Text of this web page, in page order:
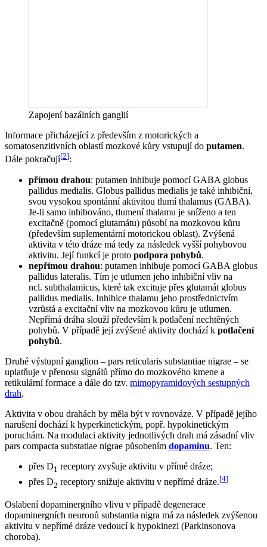
Zapojení bazálních ganglií
Informace přicházející z především z motorických a
somatosenzitivních oblastí mozkové kůry vstupují do putamen.
Dále pokračují[2]:
přímou drahou: putamen inhibuje pomocí GABA globus
pallidus medialis. Globus pallidus medialis je také inhibiční,
svou vysokou spontánní aktivitou tlumí thalamus (GABA).
Je-li samo inhibováno, tlumení thalamu je sníženo a ten
excitačně (pomocí glutamátu) působí na mozkovou kůru
(především suplementární motorickou oblast). Zvýšená
aktivita v této dráze má tedy za následek vyšší pohybovou
aktivitu. Její funkcí je proto podpora pohybů.
nepřímou drahou: putamen inhibuje pomocí GABA globus
pallidus lateralis. Tím je utlumen jeho inhibiční vliv na
ncl. subthalamicus, které tak excituje přes glutamát globus
pallidus medialis. Inhibice thalamu jeho prostřednictvím
vzrůstá a excitační vliv na mozkovou kůru je utlumen.
Nepřímá dráha slouží především k potlačení nechtěných
pohybů. V případě její zvýšené aktivity dochází k potlačení
pohybů.
Druhé výstupní ganglion – pars reticularis substantiae nigrae – se
uplatňuje v přenosu signálů přímo do mozkového kmene a
retikulární formace a dále do tzv. mimopyramidových sestupných
drah.
Aktivita v obou drahách by měla být v rovnováze. V případě jejího
narušení dochází k hyperkinetickým, popř. hypokinetickým
poruchám. Na modulaci aktivity jednotlivých drah má zásadní vliv
pars compacta substatiae nigrae působením dopaminu. Ten:
přes D1 receptory zvyšuje aktivitu v přímé dráze;
přes D2 receptory snižuje aktivitu v nepřímé dráze.[4]
Oslabení dopaminergního vlivu v případě degenerace
dopaminergních neuronů substantia nigra má za následek zvýšenou
aktivitu v nepřímé dráze vedoucí k hypokinezi (Parkinsonova
choroba).